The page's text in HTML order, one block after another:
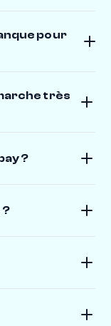
pour
très
?
?